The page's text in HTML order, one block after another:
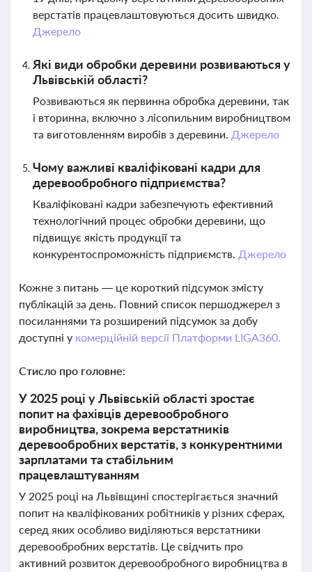
верстатів працевлаштовуються досить швидко.
Джерело
Які види обробки деревини розвиваються у
Львівській області?
Розвиваються як первинна обробка деревини, так
і вторинна, включно з лісопильним виробництвом
та виготовленням виробів з деревини. Джерело
Чому важливі кваліфіковані кадри для
деревообробного підприємства?
Кваліфіковані кадри забезпечують ефективний
технологічний процес обробки деревини, що
підвищує якість продукції та
конкурентоспроможність підприємств. Джерело
Кожне з питань — це короткий підсумок змісту
публікацій за день. Повний список першоджерел з
посиланнями та розширений підсумок за добу
доступні у комерційній версії Платформи LIGA360.
Стисло про головне:
У 2025 році у Львівській області зростає
попит на фахівців деревообробного
виробництва, зокрема верстатників
деревообробних верстатів, з конкурентними
зарплатами та стабільним
працевлаштуванням
У 2025 році на Львівщині спостерігається значний
попит на кваліфікованих робітників у різних сферах,
серед яких особливо виділяються верстатники
деревообробних верстатів. Це свідчить про
активний розвиток деревообробного виробництва в